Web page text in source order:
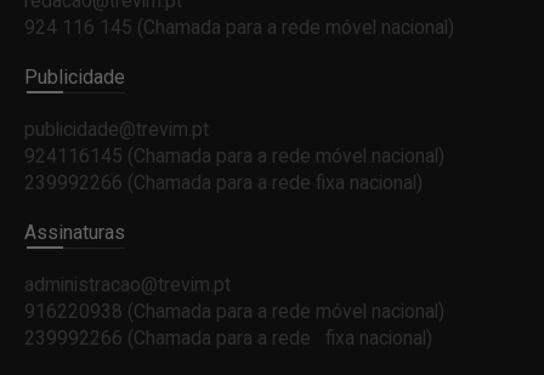
924 116 145 (Chamada para a rede móvel nacional)
Publicidade
publicidade@trevim.pt
924116145 (Chamada para a rede móvel nacional)
239992266 (Chamada para a rede fixa nacional)
Assinaturas
administracao@trevim.pt
916220938 (Chamada para a rede móvel nacional)
239992266 (Chamada para a rede fixa nacional)